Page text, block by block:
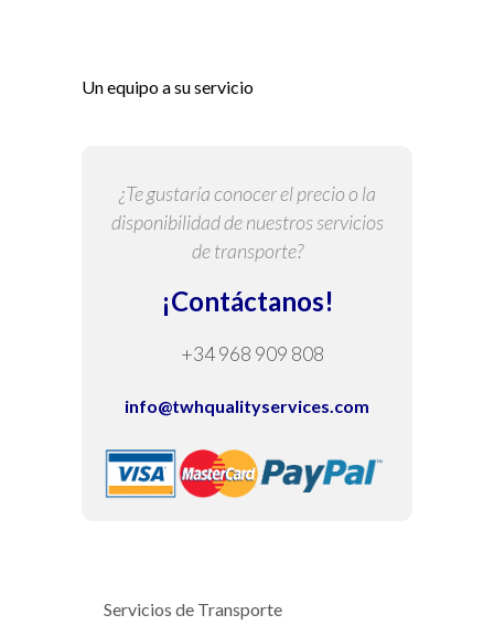
Un equipo a su servicio
¿Te gustaría conocer el precio o la
disponibilidad de nuestros servicios
de transporte?
¡Contáctanos!
+34 968 909 808
info@twhqualityservices.com
Servicios de Transporte